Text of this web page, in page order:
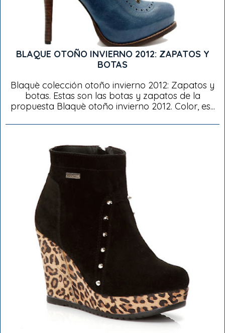
BLAQUE OTOÑO INVIERNO 2012: ZAPATOS Y
BOTAS
Blaquè colección otoño invierno 2012: Zapatos y
botas. Estas son las botas y zapatos de la
propuesta Blaquè otoño invierno 2012. Color, es...